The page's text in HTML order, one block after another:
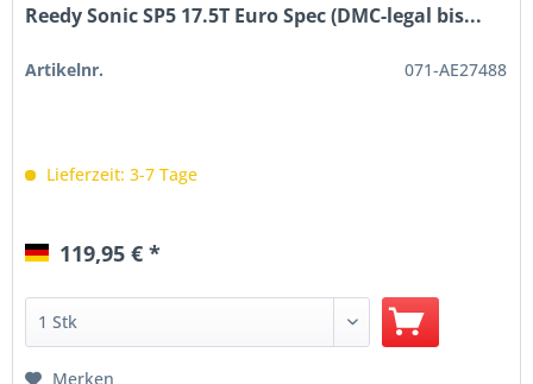
Reedy Sonic SP5 17.5T Euro Spec (DMC-legal bis...
Artikelnr. 071-AE27488
Lieferzeit: 3-7 Tage
119,95 € *
Merken